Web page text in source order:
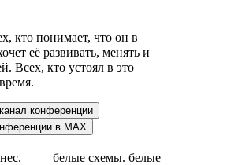
кто понимает, что он в
её развивать, менять и
Всех, кто устоял в это
конференции
в MAX
белые схемы. белые